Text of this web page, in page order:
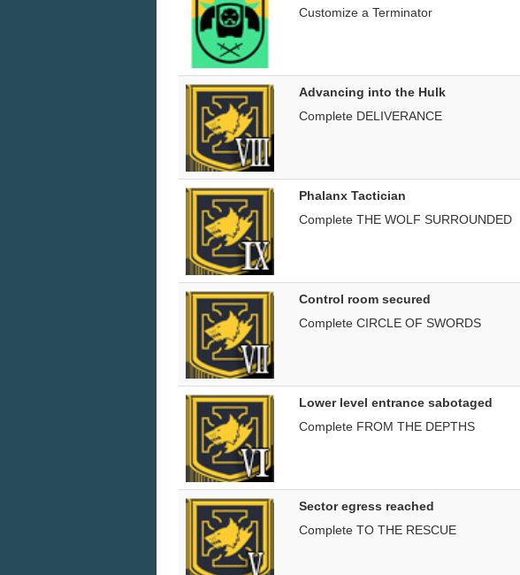
Customize a Terminator
Advancing into the Hulk
Complete DELIVERANCE
Phalanx Tactician
Complete THE WOLF SURROUNDED
Control room secured
Complete CIRCLE OF SWORDS
Lower level entrance sabotaged
Complete FROM THE DEPTHS
Sector egress reached
Complete TO THE RESCUE